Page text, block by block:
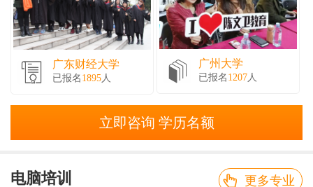
广东财经大学
已报名 1895人
广州大学
已报名 1207人
立即咨询 学历名额
电脑培训 更多专业